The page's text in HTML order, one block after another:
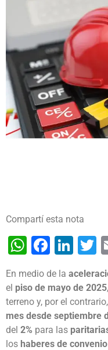
Compartí esta nota
En medio de la
el piso de mayo de 2025
terreno y, por el contrario,
mes desde septiembre
del 2% para las
los haberes de convenio